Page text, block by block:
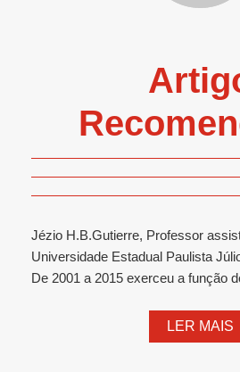
Jézio H.B.Gutierre, Professor
Universidade Estadual Paulista
De 2001 a 2015 exerceu a função
LER MAIS